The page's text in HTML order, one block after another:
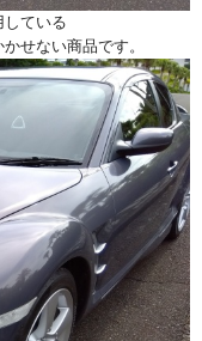
している
せない商品です。